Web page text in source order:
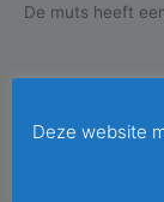
De muts heeft
Deze website